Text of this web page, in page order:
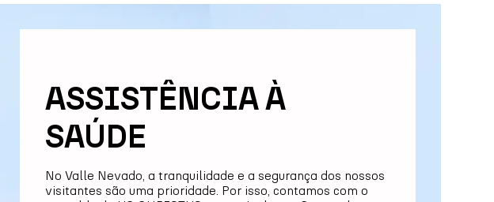
ASSISTÊNCIA À
SAÚDE
No Valle Nevado, a tranquilidade e a segurança dos nossos
visitantes são uma prioridade. Por isso, contamos com o